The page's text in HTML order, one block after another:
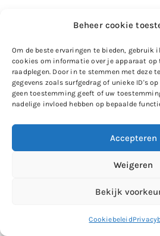
Beheer cookie
Om de beste ervaringen te bieden, gebruik
cookies om informatie over je apparaat op
raadplegen. Door in te stemmen met deze
gegevens zoals surfgedrag of unieke ID's
geen toestemming geeft of uw
nadelige invloed hebben op bepaalde
Accepteren
Weigeren
Bekijk
Cookiebeleid